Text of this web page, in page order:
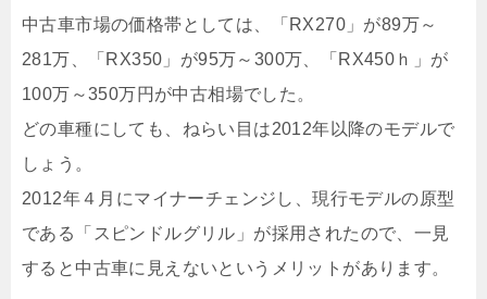
中古車市場の価格帯としては、「RX270」が89万～
281万、「RX350」が95万～300万、「RX450ｈ」が
100万～350万円が中古相場でした。
どの車種にしても、ねらい目は2012年以降のモデルで
しょう。
2012年４月にマイナーチェンジし、現行モデルの原型
である「スピンドルグリル」が採用されたので、一見
すると中古車に見えないというメリットがあります。